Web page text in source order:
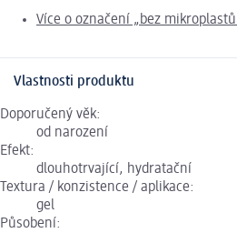
Více o označení „bez
Vlastnosti produktu
Doporučený věk:
od narození
Efekt:
dlouhotrvající, hydratační
Textura / konzistence / aplikace:
gel
Působení: